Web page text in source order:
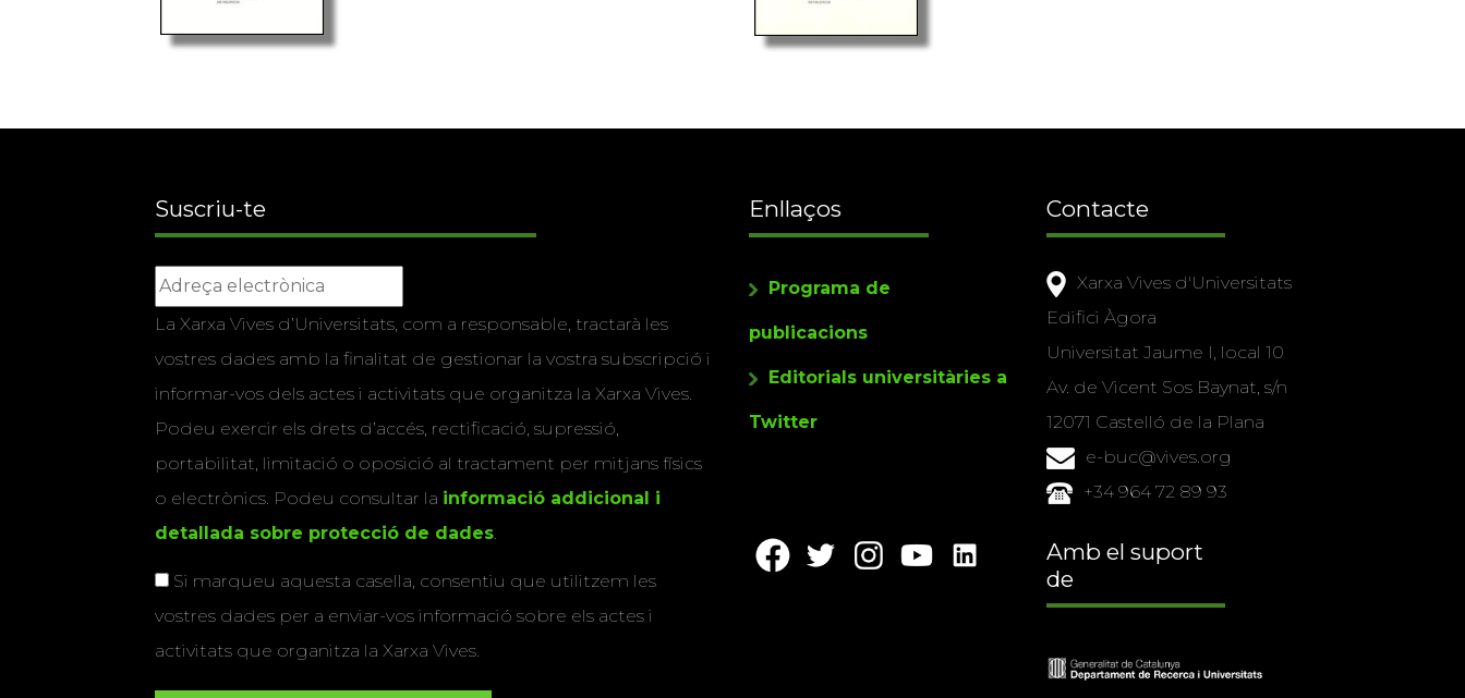
Suscriu-te
La Xarxa Vives d’Universitats, com a responsable, tractarà les
vostres dades amb la finalitat de gestionar la vostra subscripció i
informar-vos dels actes i activitats que organitza la Xarxa Vives.
Podeu exercir els drets d’accés, rectificació, supressió,
portabilitat, limitació o oposició al tractament per mitjans físics
o electrònics. Podeu consultar la informació addicional i
detallada sobre protecció de dades.
Si marqueu aquesta casella, consentiu que utilitzem les
vostres dades per a enviar-vos informació sobre els actes i
activitats que organitza la Xarxa Vives.
Enllaços
Programa de
publicacions
Editorials universitàries a
Twitter
Contacte
Xarxa Vives d'Universitats
Edifici Àgora
Universitat Jaume I, local 10
Av. de Vicent Sos Baynat, s/n
12071 Castelló de la Plana
e-buc@vives.org
+34 964 72 89 93
Amb el suport
de